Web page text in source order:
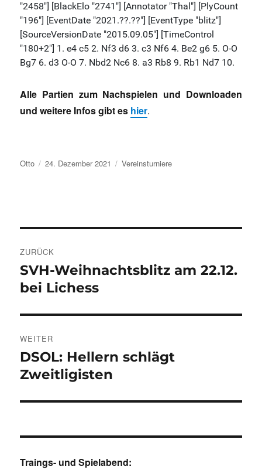
Alle Partien zum Nachspielen und Downloaden
und weitere Infos gibt es hier.
Autor
Otto Veröffentlicht
am
24. Dezember 2021 Kategorien
Vereinsturniere
ZURÜCK
Vorheriger
Beitrag:
SVH-Weihnachtsblitz am 22.12.
bei Lichess
WEITER
Nächster
Beitrag:
DSOL: Hellern schlägt
Zweitligisten
Traings- und Spielabend: